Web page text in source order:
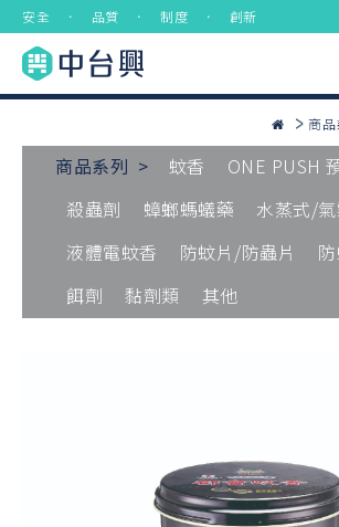
安全 ． 品質 ． 制度 ． 創新
商品
商品系列 > 蚊香
ONE PUSH
殺蟲劑
蟑螂螞蟻藥
水蒸式/
液體電蚊香
防蚊片/防蟲片
餌劑
黏劑類 其他